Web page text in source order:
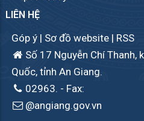
LIÊN HỆ
Góp ý | Sơ đồ website | RSS
Số 17 Nguyễn Chí Thanh,
Quốc, tỉnh An Giang.
02963. - Fax:
@angiang.gov.vn